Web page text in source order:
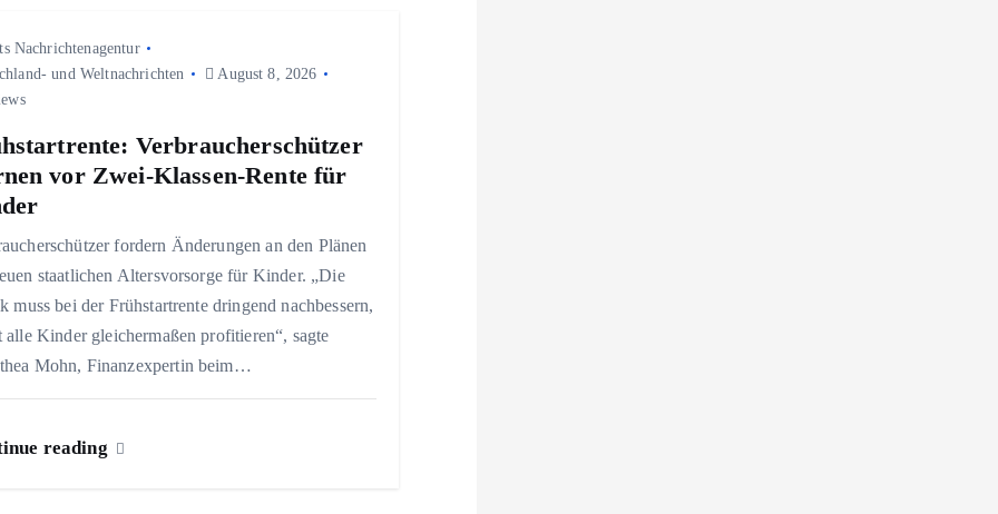
Nachrichtenagentur
und Weltnachrichten
August 8, 2026
Verbraucherschützer
vor Zwei-Klassen-Rente für
fordern Änderungen an den Plänen
staatlichen Altersvorsorge für Kinder. „Die
muss bei der Frühstartrente dringend nachbessern,
alle Kinder gleichermaßen profitieren“, sagte
Mohn, Finanzexpertin beim…
reading